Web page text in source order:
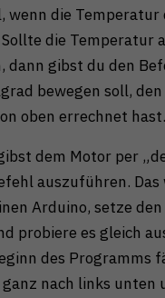
wenn die
die Temperatur
dann gibst du den
bewegen soll,
oben errechnet hast.
dem Motor per
auszuführen. Das
Arduino, setze
probiere es gleich
des Programms
ganz nach links